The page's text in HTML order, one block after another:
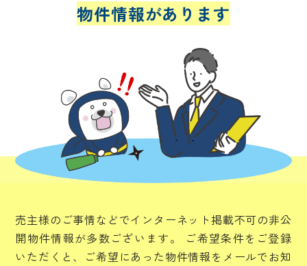
物件情報があります
売主様のご事情などでインターネット掲載不可の非公
開物件情報が多数ございます。
ご希望条件をご登録
いただくと、ご希望にあった物件情報をメールでお知